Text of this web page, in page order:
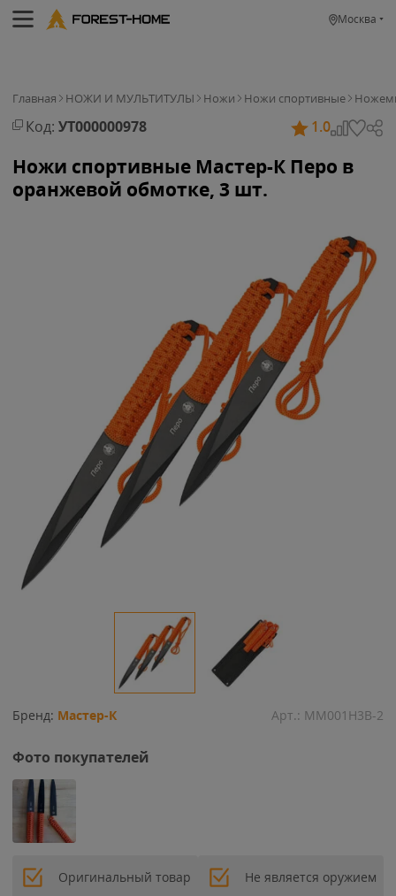
Москва
Главная НОЖИ И МУЛЬТИТУЛЫ Ножи Ножи спортивные
Код: УТ000000978 1.0
Ножи спортивные Мастер-К Перо в
оранжевой обмотке, 3 шт.
Бренд: Мастер-К Арт.: MM001H3B-2
Фото покупателей
Оригинальный товар Не является оружием